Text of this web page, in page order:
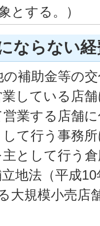
とする。）
ならない経
補助金等の
している店
業する店舗
て行う事務
として行う
地法（平成
大規模小売店